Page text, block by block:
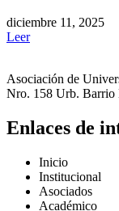
diciembre 11, 2025
Leer
Asociación de
Nro. 158 Urb.
Enlaces de
Inicio
Institucional
Asociados
Académico